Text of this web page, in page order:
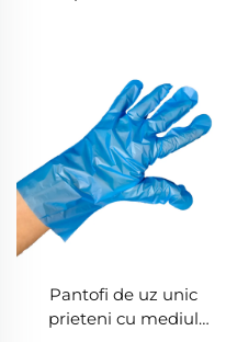
Pantofi de uz unic
prieteni cu mediul